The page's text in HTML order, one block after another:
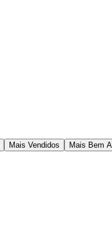
Mais Vendidos Mais Bem